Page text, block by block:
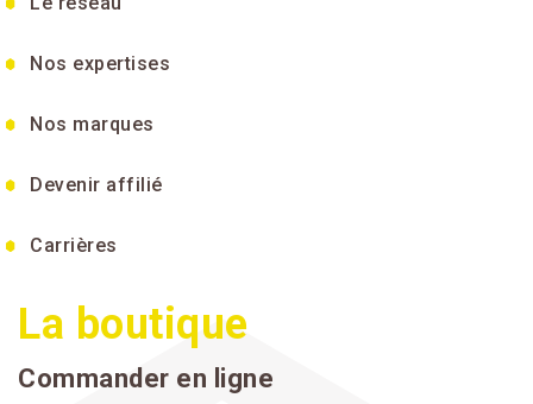
Nos expertises
Nos marques
Devenir affilié
Carrières
La boutique
Commander en ligne